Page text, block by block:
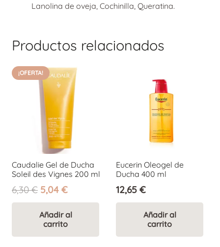
Lanolina de oveja, Cochinilla, Queratina.
Productos relacionados
¡OFERTA!
Caudalie Gel de Ducha
Soleil des Vignes 200 ml
6,30€ El
precio
original
era:
6,30 €.
5,04 €El
precio
actual
es:
5,04 €.
Añadir al
carrito
Eucerin Oleogel de
Ducha 400 ml
12,65 €
Añadir al
carrito